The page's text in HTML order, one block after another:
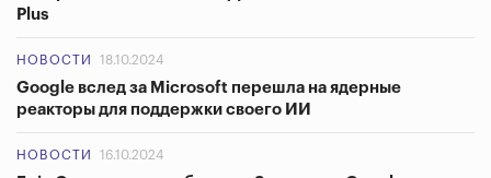
Plus
НОВОСТИ 18.10.2024
Google вслед за Microsoft перешла на ядерные
реакторы для поддержки своего ИИ
НОВОСТИ 16.10.2024